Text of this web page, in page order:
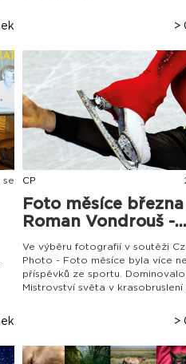
>
se CP
Foto měsíce
Roman Vondrouš -...
Ve výběru fotografií v soutěži
Photo - Foto měsíce byla více
příspěvků ze sportu.
Mistrovství světa v krasobruslení
>